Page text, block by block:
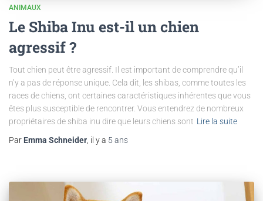
ANIMAUX
Le Shiba Inu est-il un chien
agressif ?
Tout chien peut être agressif. Il est important de comprendre qu’il
n’y a pas de réponse unique. Cela dit, les shibas, comme toutes les
races de chiens, ont certaines caractéristiques inhérentes que vous
êtes plus susceptible de rencontrer. Vous entendrez de nombreux
propriétaires de shiba inu dire que leurs chiens sont Lire la suite
Par Emma Schneider, il y a 5 ans